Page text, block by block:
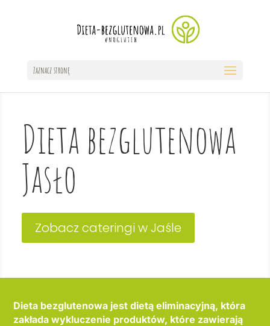
Zaznacz stronę
Dieta bezglutenowa
Jasło
Zobacz cateringi w Jaśle
Dieta bezglutenowa jest dietą eliminacyjną, która
zakłada wykluczenie produktów, które zawierają